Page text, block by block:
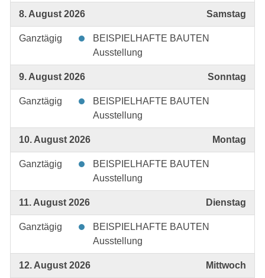
8. August 2026 Samstag
Ganztägig
BEISPIELHAFTE BAUTEN
Ausstellung
9. August 2026 Sonntag
Ganztägig
BEISPIELHAFTE BAUTEN
Ausstellung
10. August 2026 Montag
Ganztägig
BEISPIELHAFTE BAUTEN
Ausstellung
11. August 2026 Dienstag
Ganztägig
BEISPIELHAFTE BAUTEN
Ausstellung
12. August 2026 Mittwoch